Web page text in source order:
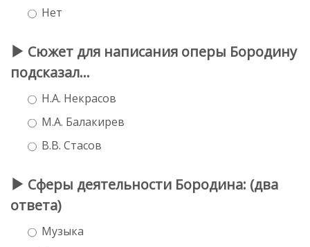
Нет
Сюжет для написания оперы Бородину
подсказал...
Н.А. Некрасов
М.А. Балакирев
В.В. Стасов
Сферы деятельности Бородина: (два
ответа)
Музыка